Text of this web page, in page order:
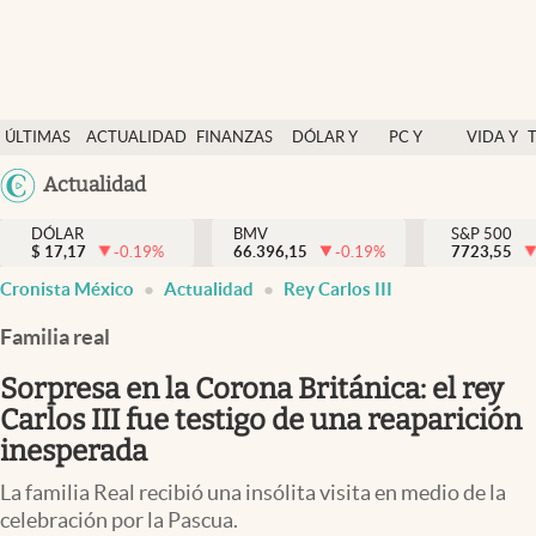
ÚLTIMAS
NOTICIAS
ACTUALIDAD
FINANZAS
DÓLAR Y
PC Y
VIDA Y
México
Actualidad
Actualidad
Finanzas y economía
Dólar y mercados
Pc y celular
Vida y estilo
Tv
DÓLAR
$ 17,17 -0.19%
BMV
66.396,15
-0.19%
S&P 500
7723,55
Cronista México Actualidad Rey Carlos III
Familia real
Sorpresa en la Corona Británica: el rey
Carlos III fue testigo de una reaparición
inesperada
La familia Real recibió una insólita visita en medio de la
celebración por la Pascua.